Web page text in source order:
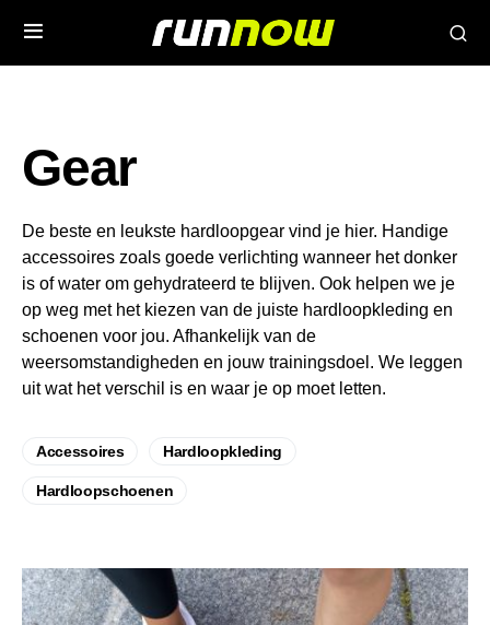
Gear
De beste en leukste hardloopgear vind je hier. Handige
accessoires zoals goede verlichting wanneer het donker
is of water om gehydrateerd te blijven. Ook helpen we je
op weg met het kiezen van de juiste hardloopkleding en
schoenen voor jou. Afhankelijk van de
weersomstandigheden en jouw trainingsdoel. We leggen
uit wat het verschil is en waar je op moet letten.
Accessoires Hardloopkleding
Hardloopschoenen